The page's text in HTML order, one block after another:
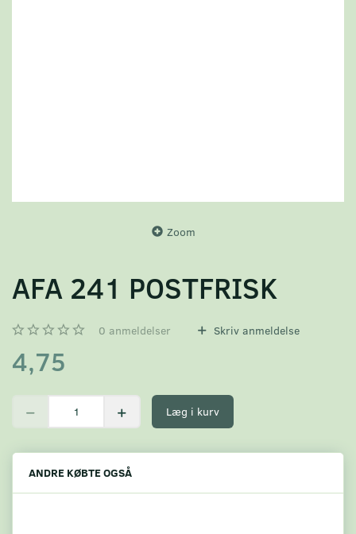
Zoom
AFA 241 POSTFRISK
0 anmeldelser Skriv anmeldelse
4,75
Læg i kurv
ANDRE KØBTE OGSÅ